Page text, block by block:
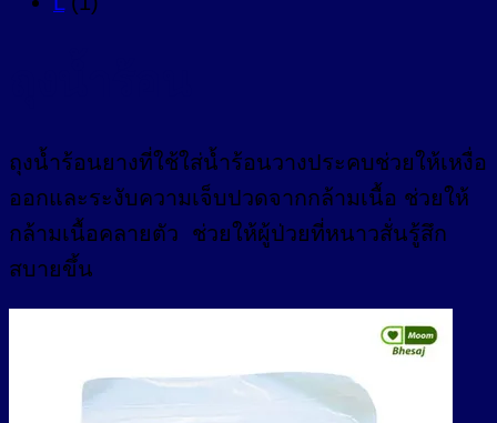
ถุงน้ำร้อนยางที่ใช้ใส่น้ำร้อนวางประคบช่วยให้เหงื่อ
ออกและระงับความเจ็บปวดจากกล้ามเนื้อ ช่วยให้
กล้ามเนื้อคลายตัว ช่วยให้ผู้ป่วยที่หนาวสั่นรู้สึก
สบายขึ้น